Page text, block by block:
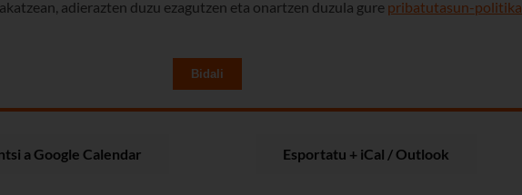
adierazten duzu ezagutzen eta onartzen duzula gure pribatutasun-politika
Bidali
a Google Calendar Esportatu + iCal / Outlook